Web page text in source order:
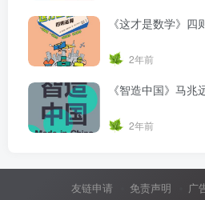
《这才是数学》四
2年前
《智造中国》马兆
2年前
友链申请 免责声明 广